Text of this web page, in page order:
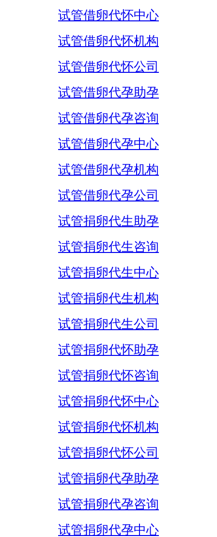
试管借卵代怀中心
试管借卵代怀机构
试管借卵代怀公司
试管借卵代孕助孕
试管借卵代孕咨询
试管借卵代孕中心
试管借卵代孕机构
试管借卵代孕公司
试管捐卵代生助孕
试管捐卵代生咨询
试管捐卵代生中心
试管捐卵代生机构
试管捐卵代生公司
试管捐卵代怀助孕
试管捐卵代怀咨询
试管捐卵代怀中心
试管捐卵代怀机构
试管捐卵代怀公司
试管捐卵代孕助孕
试管捐卵代孕咨询
试管捐卵代孕中心